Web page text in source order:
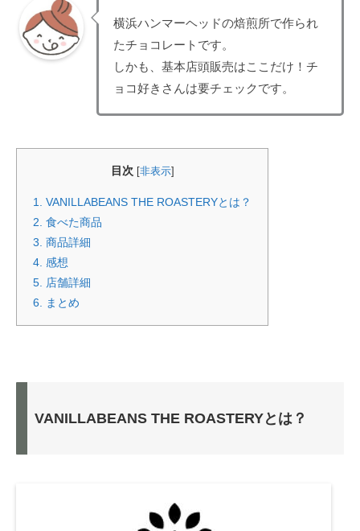
横浜ハンマーヘッドの焙煎所で作られ
たチョコレートです。
しかも、基本店頭販売はここだけ！チ
ョコ好きさんは要チェックです。
目次 [非表示]
1.
VANILLABEANS THE ROASTERYとは？
2. 食べた商品
3. 商品詳細
4. 感想
5.
店舗詳細
6.
まとめ
VANILLABEANS THE ROASTERYとは？